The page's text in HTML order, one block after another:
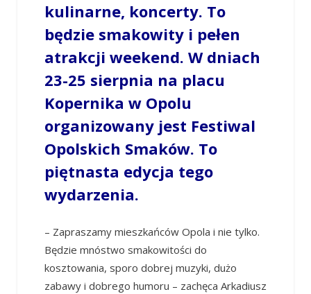
kulinarne, koncerty. To
będzie smakowity i pełen
atrakcji weekend. W dniach
23-25 sierpnia na placu
Kopernika w Opolu
organizowany jest Festiwal
Opolskich Smaków. To
piętnasta edycja tego
wydarzenia.
– Zapraszamy mieszkańców Opola i nie tylko.
Będzie mnóstwo smakowitości do
kosztowania, sporo dobrej muzyki, dużo
zabawy i dobrego humoru – zachęca Arkadiusz